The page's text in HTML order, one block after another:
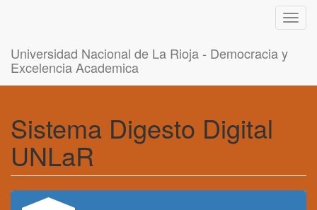
Universidad Nacional de La Rioja - Democracia y
Excelencia Academica
Sistema Digesto Digital
UNLaR